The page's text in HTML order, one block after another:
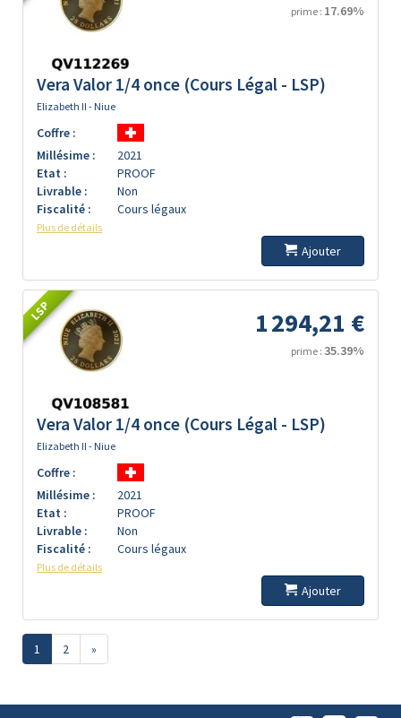
prime : 17.69%
Vera Valor 1/4 once (Cours Légal - LSP)
Elizabeth II - Niue
Coffre :
Millésime :
2021
Etat :
PROOF
Livrable :
Non
Fiscalité :
Cours légaux
Plus de détails
Ajouter
LSP 1 294,21 €
prime : 35.39%
Vera Valor 1/4 once (Cours Légal - LSP)
Elizabeth II - Niue
Coffre :
Millésime :
2021
Etat :
PROOF
Livrable :
Non
Fiscalité :
Cours légaux
Plus de détails
Ajouter
1 2 »